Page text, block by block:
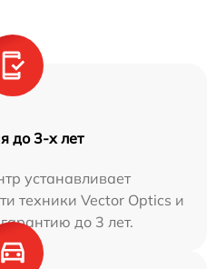
до 3-х лет
устанавливает
техники Vector Optics и
до 3 лет.